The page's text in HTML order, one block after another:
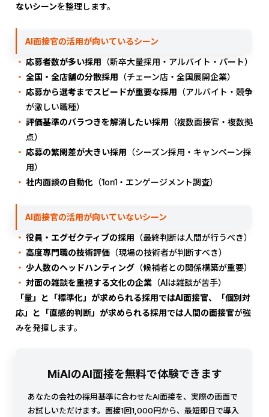
ないシーンを整理します。
AI面接官の活用が向いているシーン
応募者数が多い採用 （新卒大量採用・アルバイト・パート）
全国・全店舗の分散採用 （チェーン店・全国展開企業）
応募から選考までスピードが重要な採用 （アルバイト・競争
が激しい職種）
評価基準のバラつきを解消したい採用 （複数面接官・複数拠
点）
応募の繁閑差が大きい採用 （シーズン採用・キャンペーン採
用）
社内面談の自動化（1on1・エンゲージメント調査）
AI面接官の活用が向いていないシーン
役員・エグゼクティブの採用 （最終判断は人間が行うべき）
高度専門職の技術評価（現場の技術者が判断すべき）
少人数のヘッドハンティング（候補者との関係構築が重要）
対面の雑談を重視する文化の企業（AIは雑談が苦手）
「量」と「標準化」が求められる採用ではAI面接官、「個別対
応」と「直感的判断」が求められる採用では人間の面接官が強
みを発揮します。
MiAIのAI面接を無料で体験できます
あなたの会社の採用基準に合わせたAI面接を、実際の画面で
お試しいただけます。面接1回1,000円から、最短即日で導入